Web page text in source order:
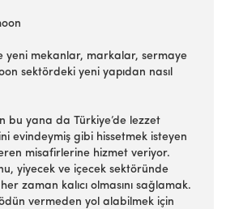
yeni mekanlar, markalar, sermaye
sektördeki yeni yapıdan nasıl
bu yana da Türkiye’de lezzet
evindeymiş gibi hissetmek isteyen
misafirlerine hizmet veriyor.
yiyecek ve içecek sektöründe
zaman kalıcı olmasını sağlamak.
vermeden yol alabilmek için